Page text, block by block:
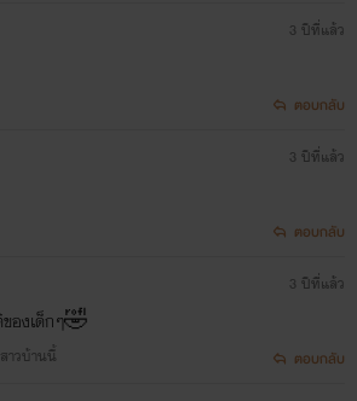
3 ปีที่แล้ว
ตอบกลับ
3 ปีที่แล้ว
ตอบกลับ
ของเด็กๆ🤣
าวบ้านนี้
3 ปีที่แล้ว
ตอบกลับ